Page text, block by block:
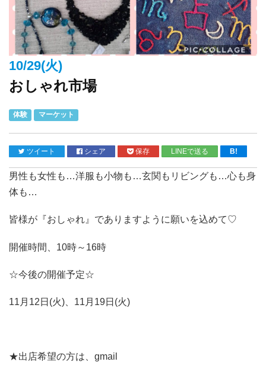
10/29(火)
おしゃれ市場
体験 マーケット
ツイート シェア 保存 LINEで送る B!
男性も女性も…洋服も小物も…玄関もリビングも…心も身
体も…
皆様が『おしゃれ』でありますように願いを込めて♡
開催時間、10時～16時
☆今後の開催予定☆
11月12日(火)、11月19日(火)
★出店希望の方は、gmail